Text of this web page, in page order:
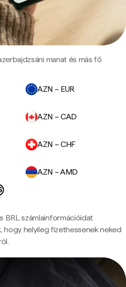
manat és más fő
AZN – EUR
AZN – CAD
AZN – CHF
AZN – AMD
BRL számlainformációidat
hogy helyileg fizethessenek neked